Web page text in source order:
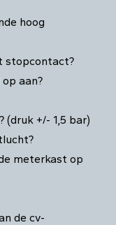
hoog
stopcontact?
aan?
(druk +/- 1,5 bar)
meterkast op
de cv-